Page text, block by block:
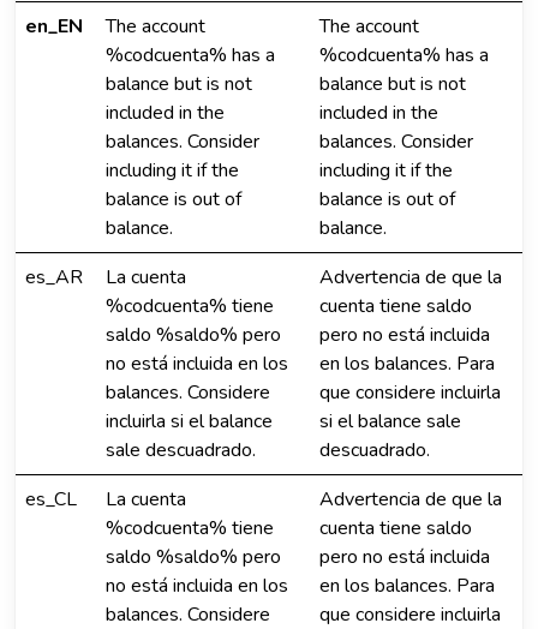
en_EN
The account
%codcuenta% has a
balance but is not
included in the
balances. Consider
including it if the
balance is out of
balance.
The account
%codcuenta% has a
balance but is not
included in the
balances. Consider
including it if the
balance is out of
balance.
es_AR
La cuenta
%codcuenta% tiene
saldo %saldo% pero
no está incluida en los
balances. Considere
incluirla si el balance
sale descuadrado.
Advertencia de que la
cuenta tiene saldo
pero no está incluida
en los balances. Para
que considere incluirla
si el balance sale
descuadrado.
es_CL
La cuenta
%codcuenta% tiene
saldo %saldo% pero
no está incluida en los
balances. Considere
Advertencia de que la
cuenta tiene saldo
pero no está incluida
en los balances. Para
que considere incluirla